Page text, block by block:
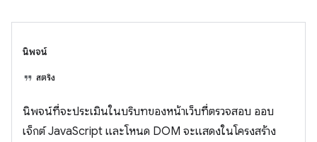
นิพจน์
สตริง
นิพจน์ที่จะประเมินในบริบทของหน้าเว็บที่ตรวจสอบ ออบ
เจ็กต์ JavaScript และโหนด DOM จะแสดงในโครงสร้าง